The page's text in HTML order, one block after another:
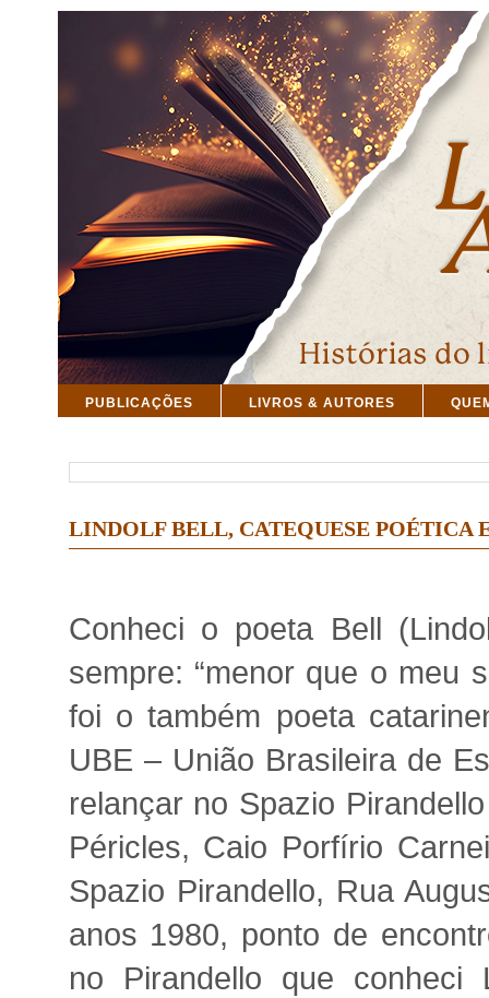
PUBLICAÇÕES LIVROS & AUTORES
LINDOLF BELL, CATEQUESE POÉTICA
Conheci o poeta Bell
sempre: “menor que o meu
foi o também poeta
UBE – União Brasileira de
relançar no Spazio
Péricles, Caio Porfírio
Spazio Pirandello, Rua
anos 1980, ponto de
no Pirandello que conheci